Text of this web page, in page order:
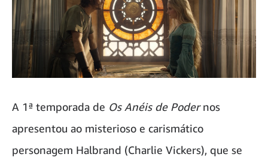
A 1ª temporada de Os Anéis de Podernos
apresentou ao misterioso e carismático
personagem Halbrand (Charlie Vickers), que se